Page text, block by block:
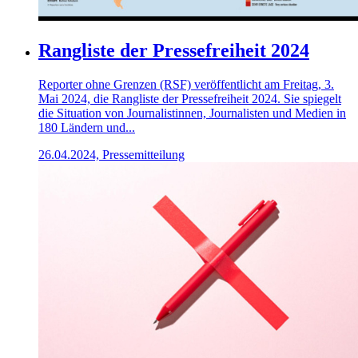
Rangliste der Pressefreiheit 2024
Reporter ohne Grenzen (RSF) veröffentlicht am Freitag, 3.
Mai 2024, die Rangliste der Pressefreiheit 2024. Sie spiegelt
die Situation von Journalistinnen, Journalisten und Medien in
180 Ländern und...
26.04.2024, Pressemitteilung